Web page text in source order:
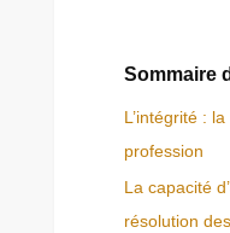
Sommaire
L’intégrité :
profession
La capacité
résolution